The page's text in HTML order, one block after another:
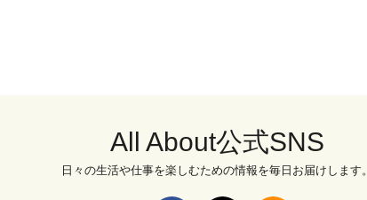
All About公式SNS
日々の生活や仕事を楽しむための情報を毎日お届けします。